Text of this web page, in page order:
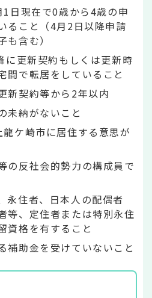
日現在で0歳から4歳の申
ること（4月2日以降申請
も含む）
に更新契約もしくは更新時
間で転居をしていること
新契約等から2年以内
未納がないこと
ケ崎市に居住する意思が
の反社会的勢力の構成員で
永住者、日本人の配偶者
等、定住者または特別永住
資格を有すること
補助金を受けていないこと